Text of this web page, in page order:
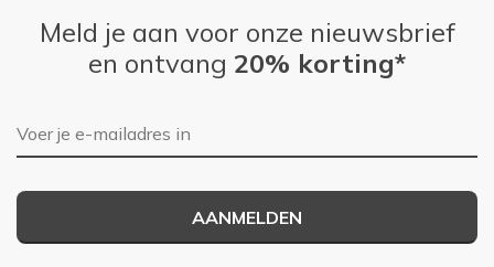
Meld je aan voor onze nieuwsbrief
en ontvang 20% korting*
E-mailadres
AANMELDEN